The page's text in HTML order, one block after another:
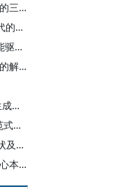
张欣：生成式人工智能赋能社会治理的三重维度
晏青 郭京：在对话中涌现：AIGC时代的对话式信息生态及认知共同体
蔡慧英 孙佳悦 韩冰：生成式人工智能驱动下未来教师的角色演进与专业发展
王迎龙：生成式人工智能对法律职业的解构与重塑
黄日涵 姚浩龙：数字时代的博弈：生成式人工智能对国家意识形态安全的影响
冯丽蕙：从“远读”困境到“后远读”的范式突围
覃子轩：“AI幻觉”侵权的司法规制现状及展望
王晨：生成式人工智能意识形态的核心本质、渗透机制与治理要义